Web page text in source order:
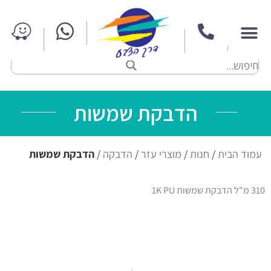
הדבקת שמשות
עמוד הבית/ חנות/ מוצרי עזר/ הדבקה / הדבקת שמשות
310 מ"ל הדבקת שמשות 1K PU